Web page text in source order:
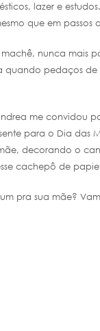
lazer e
que em
nunca mais
pedaços de
me convidou
para o Dia das
decorando o
cachepô de
pra sua mãe?